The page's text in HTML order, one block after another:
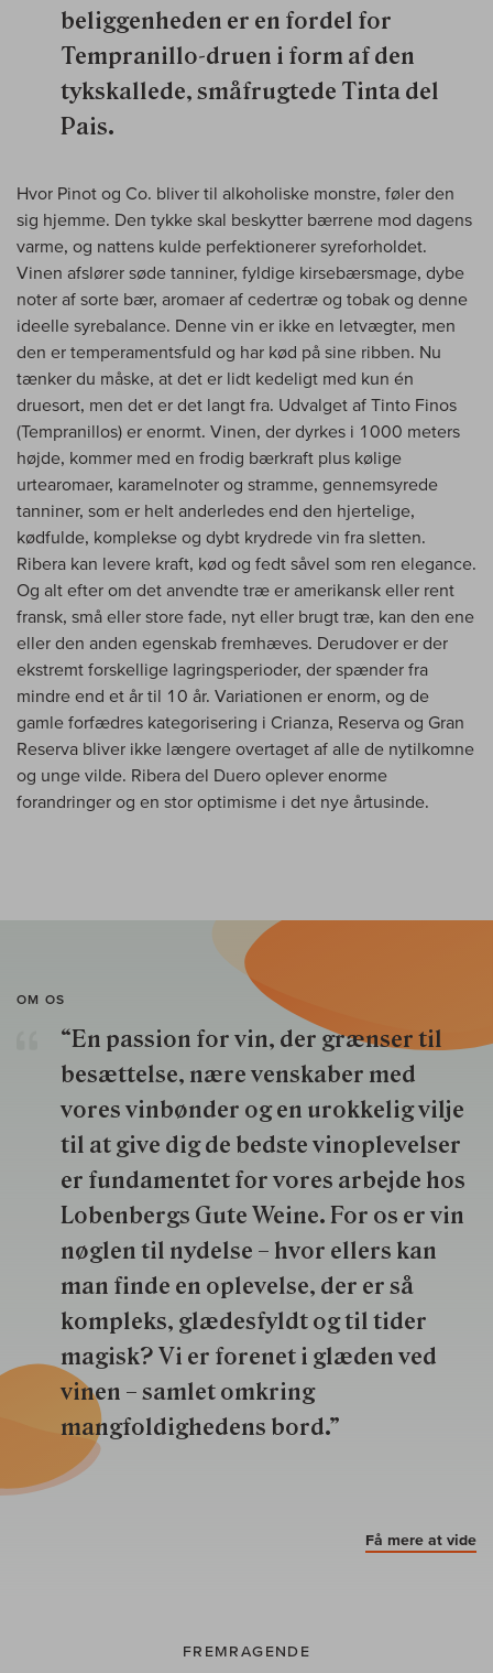
beliggenheden er en fordel for
Tempranillo-druen i form af den
tykskallede, småfrugtede Tinta del
Pais.
Hvor Pinot og Co. bliver til alkoholiske monstre, føler den
sig hjemme. Den tykke skal beskytter bærrene mod dagens
varme, og nattens kulde perfektionerer syreforholdet.
Vinen afslører søde tanniner, fyldige kirsebærsmage, dybe
noter af sorte bær, aromaer af cedertræ og tobak og denne
ideelle syrebalance. Denne vin er ikke en letvægter, men
den er temperamentsfuld og har kød på sine ribben. Nu
tænker du måske, at det er lidt kedeligt med kun én
druesort, men det er det langt fra. Udvalget af Tinto Finos
(Tempranillos) er enormt. Vinen, der dyrkes i 1000 meters
højde, kommer med en frodig bærkraft plus kølige
urtearomaer, karamelnoter og stramme, gennemsyrede
tanniner, som er helt anderledes end den hjertelige,
kødfulde, komplekse og dybt krydrede vin fra sletten.
Ribera kan levere kraft, kød og fedt såvel som ren elegance.
Og alt efter om det anvendte træ er amerikansk eller rent
fransk, små eller store fade, nyt eller brugt træ, kan den ene
eller den anden egenskab fremhæves. Derudover er der
ekstremt forskellige lagringsperioder, der spænder fra
mindre end et år til 10 år. Variationen er enorm, og de
gamle forfædres kategorisering i Crianza, Reserva og Gran
Reserva bliver ikke længere overtaget af alle de nytilkomne
og unge vilde. Ribera del Duero oplever enorme
forandringer og en stor optimisme i det nye årtusinde.
OM OS
“En passion for vin, der grænser til
besættelse, nære venskaber med
vores vinbønder og en urokkelig vilje
til at give dig de bedste vinoplevelser
er fundamentet for vores arbejde hos
Lobenbergs Gute Weine. For os er vin
nøglen til nydelse – hvor ellers kan
man finde en oplevelse, der er så
kompleks, glædesfyldt og til tider
magisk? Vi er forenet i glæden ved
vinen – samlet omkring
mangfoldighedens bord.”
Få mere at vide
FREMRAGENDE